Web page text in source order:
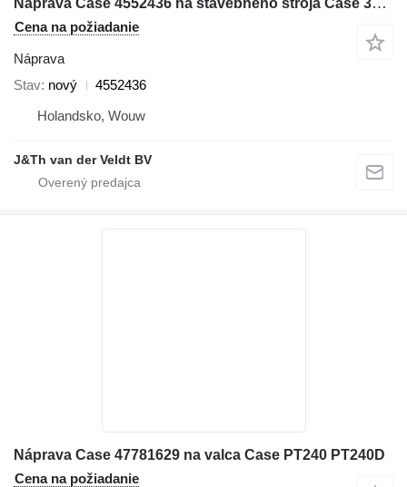
Cena na požiadanie
Náprava
Stav nový
4552436
Holandsko, Wouw
J&Th van der Veldt BV
Náprava Case 47781629 na valca Case PT240 PT240D
Cena na požiadanie